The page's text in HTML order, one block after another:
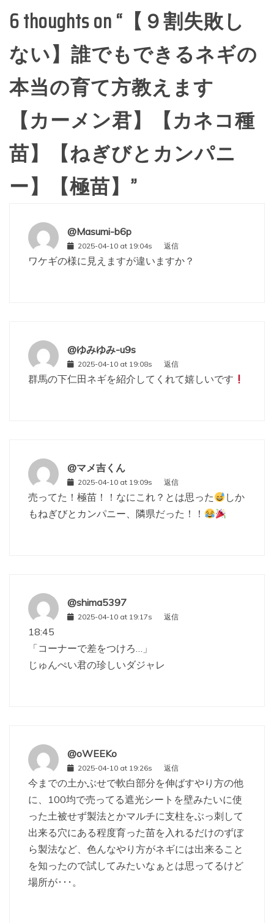
6 thoughts on “ 【９割失敗し
ない】誰でもできるネギの
本当の育て方教えます
【カーメン君】【カネコ種
苗】【ねぎびとカンパニ
ー】【極苗】 ”
@Masumi-b6p
2025-04-10 at 19:04s 返信
ワケギの様に見えますが違いますか？
@ゆみゆみ-u9s
2025-04-10 at 19:08s 返信
群馬の下仁田ネギを紹介してくれて嬉しいです
@マメ吉くん
2025-04-10 at 19:09s 返信
売ってた！極苗！！なにこれ？とは思った
しか
もねぎびとカンパニー、隣県だった！！
@shima5397
2025-04-10 at 19:17s 返信
18:45
「コーナーで差をつけろ…」
じゅんぺい君の珍しいダジャレ
@oWEEKo
2025-04-10 at 19:26s 返信
今までの土かぶせで軟白部分を伸ばすやり方の他
に、100均で売ってる遮光シートを壁みたいに使
った土被せず製法とかマルチに支柱をぶっ刺して
出来る穴にある程度育った苗を入れるだけのずぼ
ら製法など、色んなやり方がネギには出来ること
を知ったので試してみたいなぁとは思ってるけど
場所が･･･。